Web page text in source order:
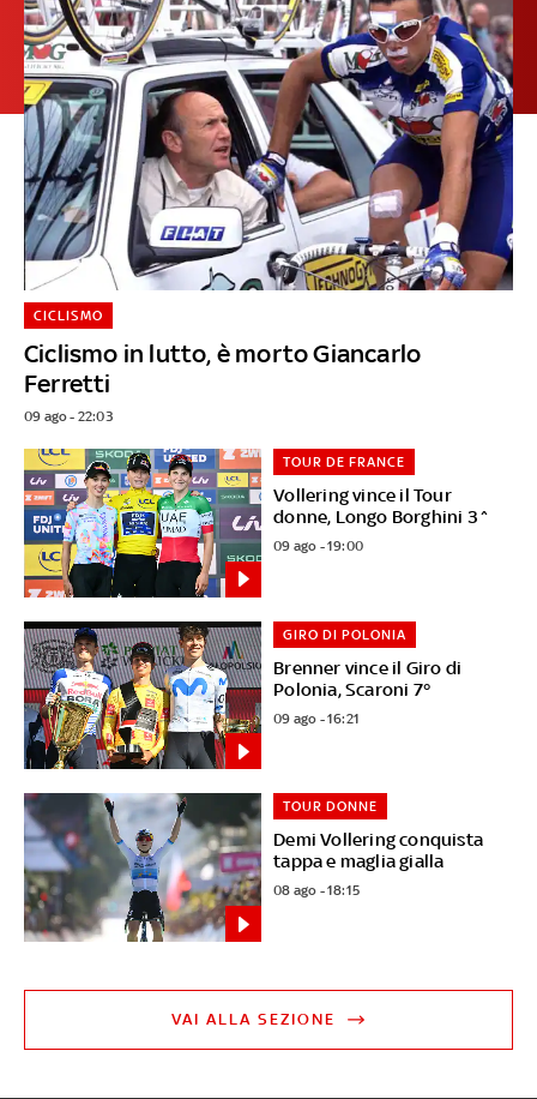
Ciclismo in lutto, è morto Giancarlo
Ferretti
CICLISMO
09 ago - 22:03
Vollering vince il Tour
donne, Longo Borghini 3^
TOUR DE FRANCE
09 ago - 19:00
Brenner vince il Giro di
Polonia, Scaroni 7°
GIRO DI POLONIA
09 ago - 16:21
Demi Vollering conquista
tappa e maglia gialla
TOUR DONNE
08 ago - 18:15
VAI ALLA SEZIONE